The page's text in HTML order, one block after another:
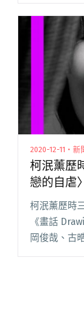
一樣低調。
首新歌，今
全新EP《關
2020-12-11・新
柯泯薰歷
戀的自虐
MV
柯泯薰歷時
《畫話
岡俊哉、古
陣容；數首